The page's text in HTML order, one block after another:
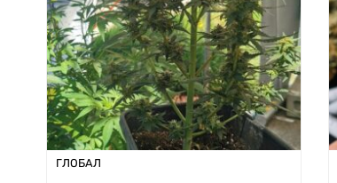
ГЛОБАЛ